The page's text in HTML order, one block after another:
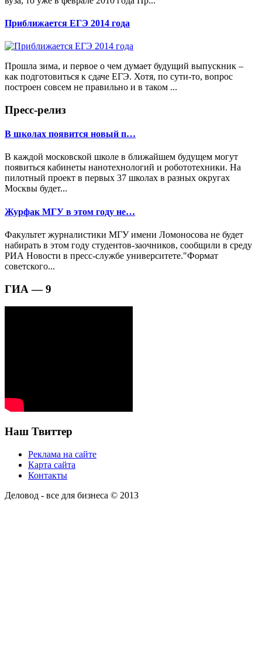
Приближается ЕГЭ 2014 года
Прошла зима, и первое о чем думает будущий выпускник –
как подготовиться к сдаче ЕГЭ. Хотя, по сути-то, вопрос
построен совсем не правильно и в таком ...
Пресс-релиз
В школах появится новый п…
В каждой московской школе в ближайшем будущем могут
появиться кабинеты нанотехнологий и робототехники. На
пилотный проект в первых 37 школах в разных округах
Москвы будет...
Журфак МГУ в этом году не…
Факультет журналистики МГУ имени Ломоносова не будет
набирать в этом году студентов-заочников, сообщили в среду
РИА Новости в пресс-службе университете."Формат
советского...
ГИА — 9
Наш Твиттер
Реклама на сайте
Карта сайта
Контакты
Деловод - все для бизнеса © 2013